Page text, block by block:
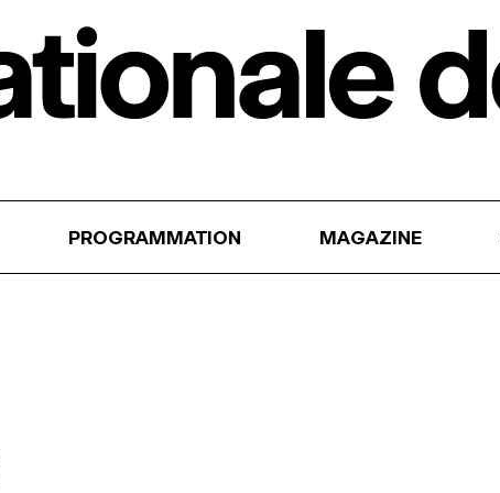
PROGRAMMATION MAGAZINE